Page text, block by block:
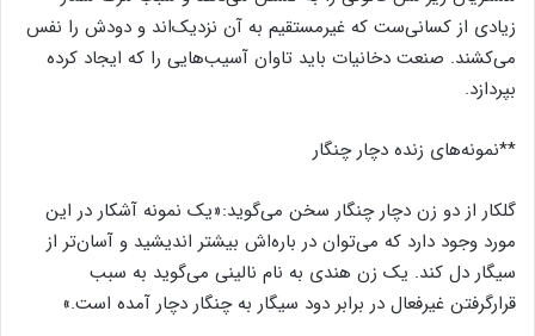
زیادی از کسانی‌ست که غیر‌مستقیم به آن نزدیک‌اند و دودش را نفس
می‌کشند. صنعت دخانیات باید تاوان آسیب‌هایی را که ایجاد کرده
بپردازد.
**نمونه‌های زنده دچار چنگار
گلکار از دو زن دچار چنگار سخن می‌گوید:«یک نمونه آشکار در این
مورد وجود دارد که می‌توان در باره‌اش بیشتر اندیشید و آسان‌تر از
سیگار دل کند. یک زن هندی به نام نالینی می‌گوید به سبب
قرارگرفتن غیر‌فعال در برابر دود سیگار به چنگار دچار آمده است.»